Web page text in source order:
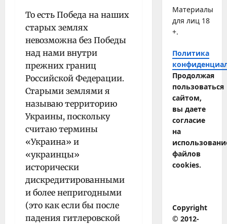
То есть Победа на наших
старых землях
невозможна без Победы
над нами внутри
прежних границ
Российской Федерации.
Старыми землями я
называю территорию
Украины, поскольку
считаю термины
«Украина» и
«украинцы»
исторически
дискредитированными
и более непригодными
(это как если бы после
падения гитлеровской
Материалы
для лиц 18
+.
Политика
Продолжая
пользоваться
сайтом,
вы даете
согласие
на
файлов
cookies.
Copyright
© 2012-